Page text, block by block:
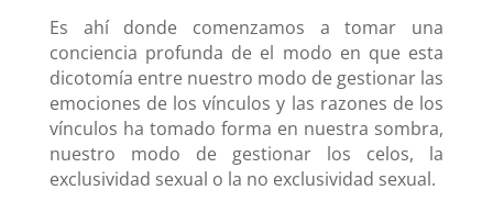
Es ahí donde comenzamos a tomar una
conciencia profunda de el modo en que esta
dicotomía entre nuestro modo de gestionar las
emociones de los vínculos y las razones de los
vínculos ha tomado forma en nuestra sombra,
nuestro modo de gestionar los celos, la
exclusividad sexual o la no exclusividad sexual.